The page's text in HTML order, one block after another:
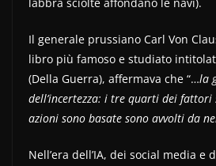
Il generale prussiano Carl Von
libro più famoso e studiato
(Della Guerra), affermava che “…la
dell’incertezza: i tre quarti dei
azioni sono basate sono avvolti da
Nell’era dell’IA, dei social media e